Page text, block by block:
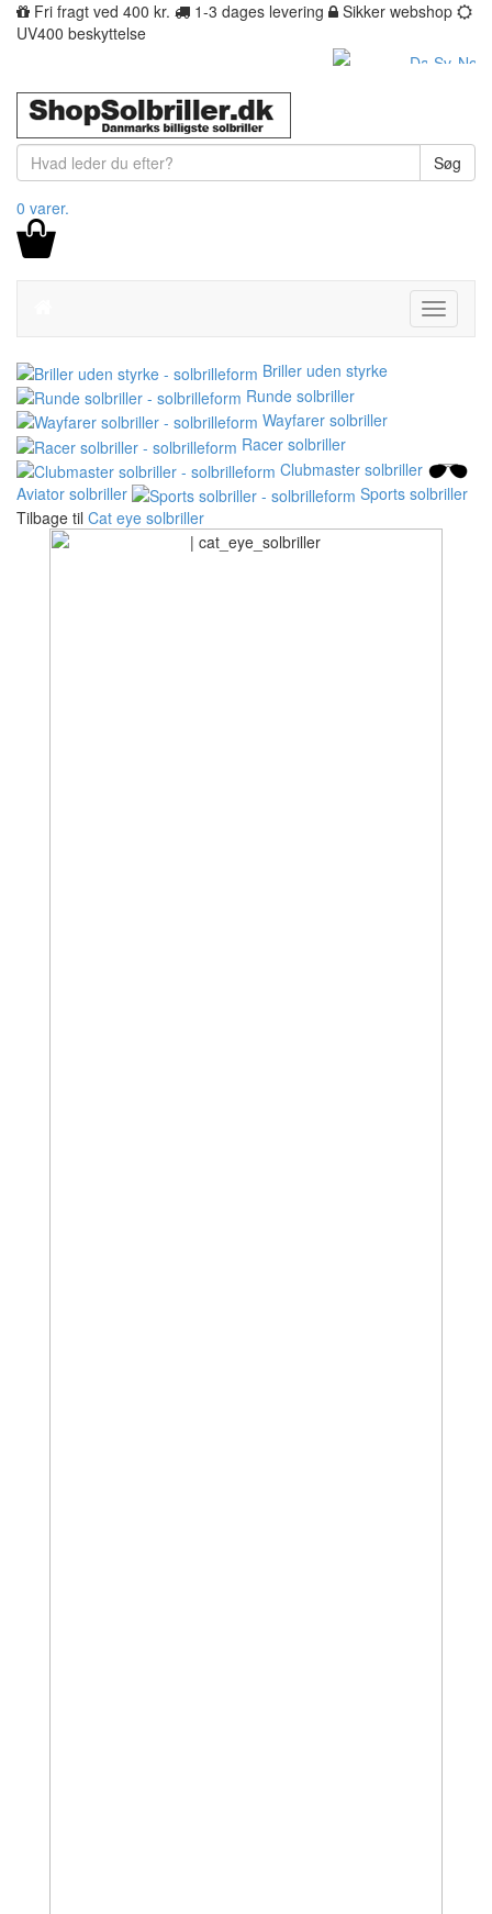
Fri fragt ved 400 kr. 1-3 dages levering
Sikker webshop
UV400 beskyttelse
Søg
0 varer.
Toggle
Briller uden styrke
Runde solbriller
Wayfarer solbriller
Racer solbriller
Clubmaster solbriller
Aviator solbriller
Sports solbriller
Tilbage til Cat eye solbriller